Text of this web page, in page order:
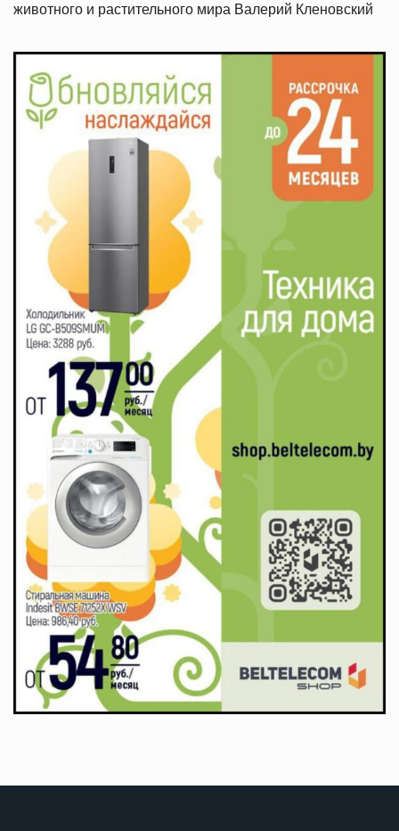
животного и растительного мира Валерий Кленовский